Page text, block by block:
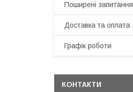
Поширені запитання
Доставка та оплата
Графік роботи
КОНТАКТИ